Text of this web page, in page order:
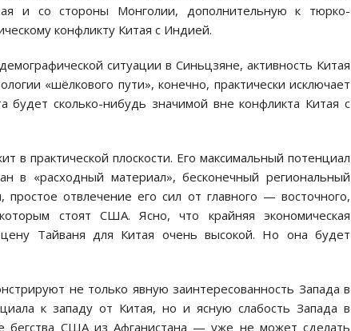
и со стороны Монголии, дополнительную к тюрко-
конфликту Китая с Индией.
ситуации в Синьцзяне, активность Китая
«шёлкового пути», конечно, практически исключает
будет сколько-нибудь значимой вне конфликта Китая с
практической плоскости. Его максимальный потенциал
в «расходный материал», бесконечный региональный
отвлечение его сил от главного — восточного,
стоят США. Ясно, что крайняя экономическая
Тайваня для Китая очень высокой. Но она будет
не только явную заинтересованность Запада в
к западу от Китая, но и ясную слабость Запада в
бегства США из Афганистана — уже не может сделать